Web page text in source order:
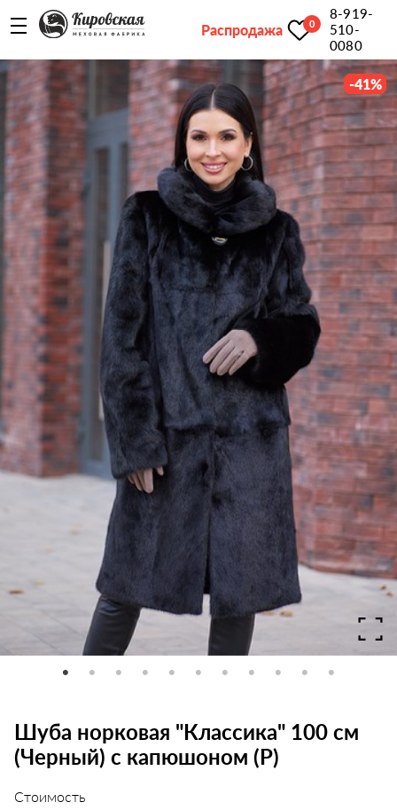
Распродажа 0
8-919-
510-
0080
-41%
Шуба норковая "Классика" 100 см
(Черный) с капюшоном (Р)
Стоимость